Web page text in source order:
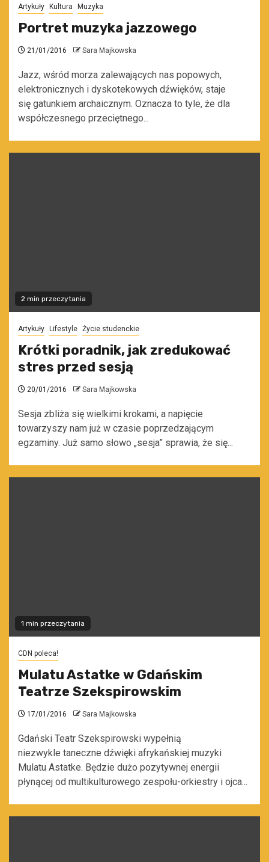
Artykuły Kultura Muzyka
Portret muzyka jazzowego
21/01/2016 Sara Majkowska
Jazz, wśród morza zalewających nas popowych,
elektronicznych i dyskotekowych dźwięków, staje
się gatunkiem archaicznym. Oznacza to tyle, że dla
współczesnego przeciętnego...
2 min przeczytania
Artykuły Lifestyle Życie studenckie
Krótki poradnik, jak zredukować
stres przed sesją
20/01/2016 Sara Majkowska
Sesja zbliża się wielkimi krokami, a napięcie
towarzyszy nam już w czasie poprzedzającym
egzaminy. Już samo słowo „sesja” sprawia, że się...
1 min przeczytania
CDN poleca!
Mulatu Astatke w Gdańskim
Teatrze Szekspirowskim
17/01/2016 Sara Majkowska
Gdański Teatr Szekspirowski wypełnią
niezwykle taneczne dźwięki afrykańskiej muzyki
Mulatu Astatke. Będzie dużo pozytywnej energii
płynącej od multikulturowego zespołu-orkiestry i ojca...